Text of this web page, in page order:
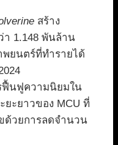
สร้าง
า 1.148 พันล้าน
พยนตร์ที่ทำรายได้
ฟื้นฟูความนิยมใน
ะยาวของ MCU ที่
ด้วยการลดจำนวน